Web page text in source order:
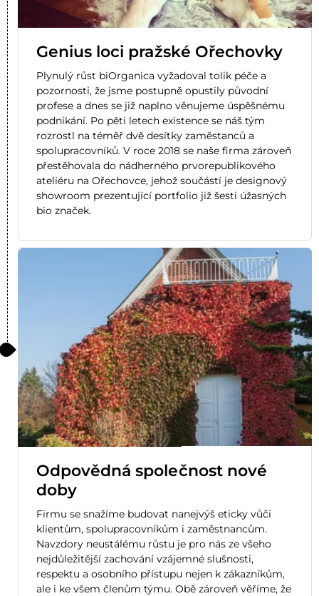
Genius loci pražské Ořechovky
Plynulý růst biOrganica vyžadoval tolik péče a
pozornosti, že jsme postupně opustily původní
profese a dnes se již naplno věnujeme úspěšnému
podnikání. Po pěti letech existence se náš tým
rozrostl na téměř dvě desítky zaměstanců a
spolupracovníků. V roce 2018 se naše firma zároveň
přestěhovala do nádherného prvorepublikového
ateliéru na Ořechovce, jehož součástí je designový
showroom prezentující portfolio již šesti úžasných
bio značek.
Odpovědná společnost nové
doby
Firmu se snažíme budovat nanejvýš eticky vůči
klientům, spolupracovníkům i zaměstnancům.
Navzdory neustálému růstu je pro nás ze všeho
nejdůležitější zachování vzájemné slušnosti,
respektu a osobního přístupu nejen k zákazníkům,
ale i ke všem členům týmu. Obě zároveň věříme, že